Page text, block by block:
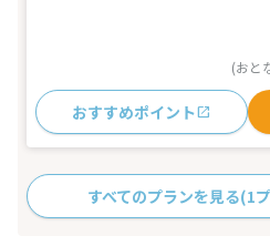
(おと
おすすめポイント
すべてのプランを見る(1